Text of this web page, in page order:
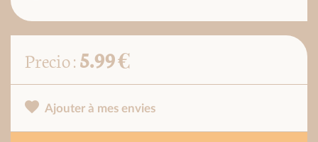
Precio :5.99 €
Ajouter à mes envies